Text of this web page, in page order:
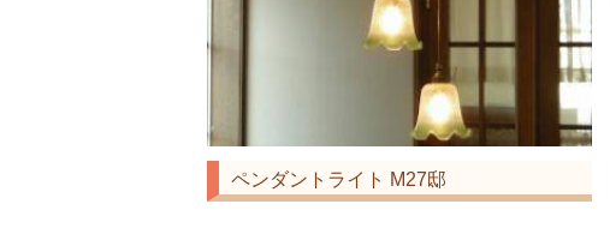
ペンダントライト M27邸